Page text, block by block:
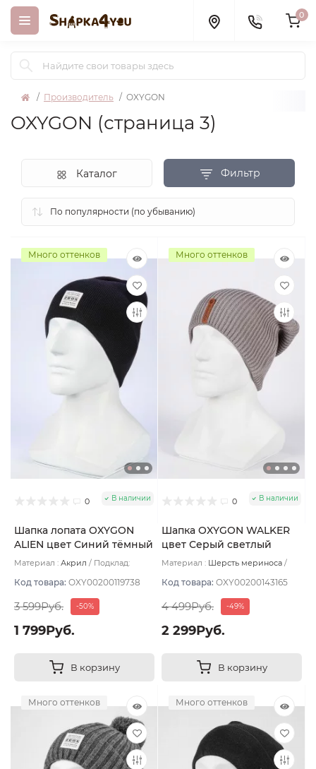
0
Производитель OXYGON
OXYGON (страница 3)
Фильтр
Каталог
Много оттенков
0 В наличии
Шапка лопата OXYGON
ALIEN цвет Синий тёмный
Материал : Акрил
Подклад:
Код товара: OXY00200119738
3 599Руб. -50%
1 799Руб.
В корзину
Много оттенков
0 В наличии
Шапка OXYGON WALKER
цвет Серый светлый
Материал : Шерсть мериноса
Код товара: OXY00200143165
4 499Руб. -49%
2 299Руб.
В корзину
Много оттенков Много оттенков